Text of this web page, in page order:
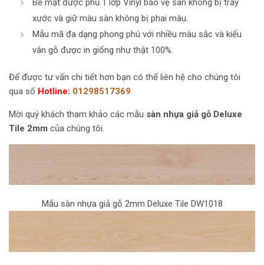
Bề mặt được phủ 1 lớp Vinyl bảo vệ sàn không bị trầy
xước và giữ màu sàn không bị phai màu.
Mẫu mã đa dạng phong phú với nhiều màu sắc và kiểu
vân gỗ được in giống như thật 100%.
Để được tư vấn chi tiết hơn bạn có thể liên hệ cho chúng tôi
qua số Hotline: 01298517369
Mời quý khách tham khảo các mẫu sàn nhựa giả gỗ Deluxe
Tile 2mm của chúng tôi.
Mẫu sàn nhựa giả gỗ 2mm Deluxe Tile DW1018